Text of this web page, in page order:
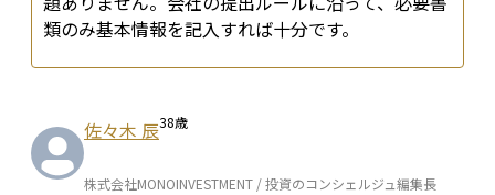
類のみ基本情報を記入すれば十分です。
佐々木 辰38歳
株式会社MONOINVESTMENT / 投資のコンシェルジュ編集長